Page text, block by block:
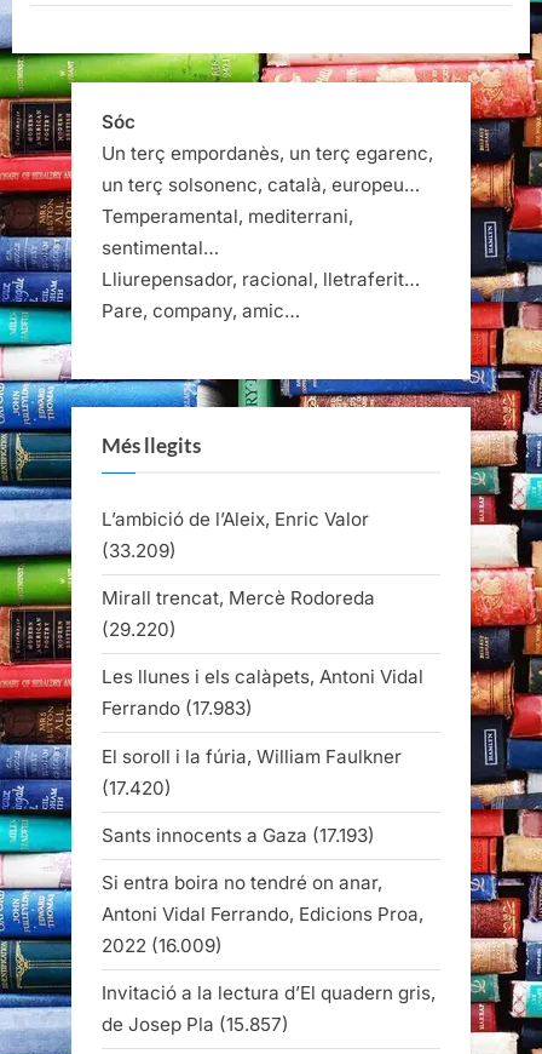
Sóc
Un terç empordanès, un terç egarenc,
un terç solsonenc, català, europeu…
Temperamental, mediterrani,
sentimental…
Lliurepensador, racional, lletraferit…
Pare, company, amic…
Més llegits
L’ambició de l’Aleix, Enric Valor
(33.209)
Mirall trencat, Mercè Rodoreda
(29.220)
Les llunes i els calàpets, Antoni Vidal
Ferrando (17.983)
El soroll i la fúria, William Faulkner
(17.420)
Sants innocents a Gaza (17.193)
Si entra boira no tendré on anar,
Antoni Vidal Ferrando, Edicions Proa,
2022 (16.009)
Invitació a la lectura d’El quadern gris,
de Josep Pla (15.857)